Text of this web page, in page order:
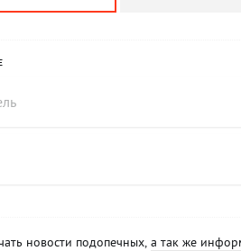
новости подопечных, а так же